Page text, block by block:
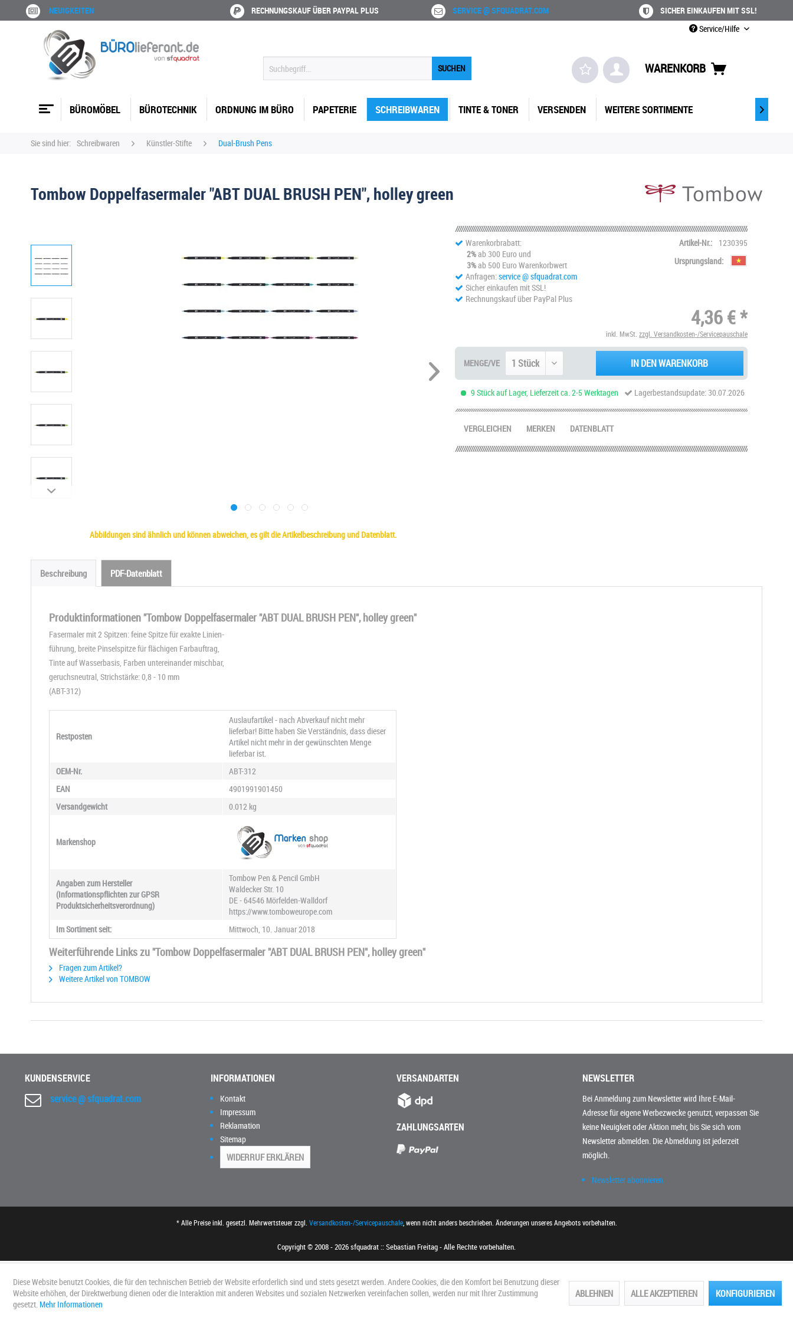
NEUIGKEITEN RECHNUNGSKAUF ÜBER PAYPAL PLUS SERVICE @ SFQUADRAT.COM
SICHER EINKAUFEN MIT SSL!
Service/Hilfe
SUCHEN WARENKORB
BÜROMÖBEL BÜROTECHNIK ORDNUNG IM BÜRO PAPETERIE SCHREIBWAREN TINTE & TONER VERSENDEN WEITERE SORTIMENTE 
Sie sind hier: Schreibwaren Künstler-Stifte Dual-Brush Pens
Tombow Doppelfasermaler "ABT DUAL BRUSH PEN", holley green
Abbildungen sind ähnlich und können abweichen, es gilt die Artikelbeschreibung und Datenblatt.
Warenkorbrabatt:
2%ab 300 Euro und
3%ab 500 Euro Warenkorbwert
Anfragen:service @ sfquadrat.com
Sicher einkaufen mit SSL!
Rechnungskauf über PayPal Plus
Artikel-Nr.:
1230395
Ursprungsland:
4,36 € *
inkl. MwSt.zzgl. Versandkosten-/Servicepauschale
MENGE/VE IN DEN WARENKORB
9 Stück auf Lager, Lieferzeit ca. 2-5 Werktagen Lagerbestandsupdate: 30.07.2026
DATENBLATT
VERGLEICHEN MERKEN
Beschreibung PDF-Datenblatt
Produktinformationen "Tombow Doppelfasermaler "ABT DUAL BRUSH PEN", holley green"
Fasermaler mit 2 Spitzen: feine Spitze für exakte Linien-
führung, breite Pinselspitze für flächigen Farbauftrag,
Tinte auf Wasserbasis, Farben untereinander mischbar,
geruchsneutral, Strichstärke: 0,8 - 10 mm
(ABT-312)
Restposten
Auslaufartikel - nach Abverkauf nicht mehr
lieferbar! Bitte haben Sie Verständnis, dass dieser
Artikel nicht mehr in der gewünschten Menge
lieferbar ist.
OEM-Nr.
ABT-312
EAN
4901991901450
Versandgewicht
0.012 kg
Markenshop
Angaben zum Hersteller
(Informationspflichten zur GPSR
Produktsicherheitsverordnung)
Tombow Pen & Pencil GmbH
Waldecker Str. 10
DE - 64546 Mörfelden-Walldorf
https://www.tomboweurope.com
Im Sortiment seit:
Mittwoch, 10. Januar 2018
Weiterführende Links zu "Tombow Doppelfasermaler "ABT DUAL BRUSH PEN", holley green"
Fragen zum Artikel?
Weitere Artikel von TOMBOW
KUNDENSERVICE
service @ sfquadrat.com
INFORMATIONEN
Kontakt
Impressum
Reklamation
Sitemap
WIDERRUF ERKLÄREN
VERSANDARTEN
ZAHLUNGSARTEN
NEWSLETTER
Bei Anmeldung zum Newsletter wird Ihre E-Mail-
Adresse für eigene Werbezwecke genutzt, verpassen Sie
keine Neuigkeit oder Aktion mehr, bis Sie sich vom
Newsletter abmelden. Die Abmeldung ist jederzeit
möglich.
Newsletter abonnieren
* Alle Preise inkl. gesetzl. Mehrwertsteuer zzgl. Versandkosten-/Servicepauschale, wenn nicht anders beschrieben. Änderungen unseres Angebots vorbehalten.
Copyright © 2008 - 2026 sfquadrat :: Sebastian Freitag - Alle Rechte vorbehalten.
Diese Website benutzt Cookies, die für den technischen Betrieb der Website erforderlich sind und stets gesetzt werden. Andere Cookies, die den Komfort bei Benutzung dieser
Website erhöhen, der Direktwerbung dienen oder die Interaktion mit anderen Websites und sozialen Netzwerken vereinfachen sollen, werden nur mit Ihrer Zustimmung
gesetzt. Mehr Informationen
ABLEHNEN ALLE AKZEPTIEREN KONFIGURIEREN